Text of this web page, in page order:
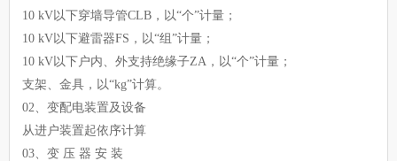
10 kV以下穿墙导管CLB，以“个”计量；
10 kV以下避雷器FS，以“组”计量；
10 kV以下户内、外支持绝缘子ZA，以“个”计量；
支架、金具，以“kg”计算。
02、变配电装置及设备
从进户装置起依序计算
03、变 压 器 安 装